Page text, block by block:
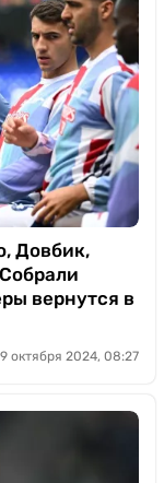
Довбик,
вернутся в
октября 2024, 08:27